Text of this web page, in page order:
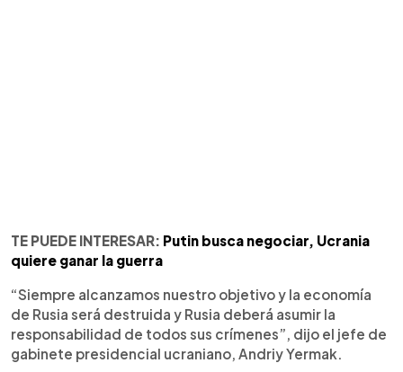
TE PUEDE INTERESAR: Putin busca negociar, Ucrania
quiere ganar la guerra
“Siempre alcanzamos nuestro objetivo y la economía
de Rusia será destruida y Rusia deberá asumir la
responsabilidad de todos sus crímenes”, dijo el jefe de
gabinete presidencial ucraniano, Andriy Yermak.